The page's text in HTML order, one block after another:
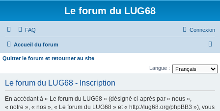
Le forum du LUG68
FAQ Connexion
Accueil du forum
c
e
Quitter le forum et retourner au site
Langue :
Le forum du LUG68 - Inscription
En accédant à « Le forum du LUG68 » (désigné ci-après par « nous »,
« notre », « nos », « Le forum du LUG68 » et « http://lug68.org/phpBB3 »), vous